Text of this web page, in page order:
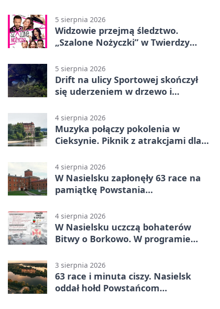
5 sierpnia 2026
Widzowie przejmą śledztwo.
„Szalone Nożyczki” w Twierdzy
5 sierpnia 2026
Drift na ulicy Sportowej skończył
się uderzeniem w drzewo i
4 sierpnia 2026
Muzyka połączy pokolenia w
Cieksynie. Piknik z atrakcjami dla
4 sierpnia 2026
W Nasielsku zapłonęły 63 race na
pamiątkę Powstania
4 sierpnia 2026
W Nasielsku uczczą bohaterów
Bitwy o Borkowo. W programie
3 sierpnia 2026
63 race i minuta ciszy. Nasielsk
oddał hołd Powstańcom